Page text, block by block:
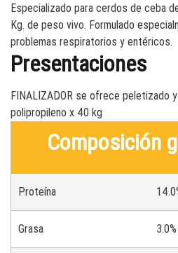
Especializado para cerdos de ceba
Kg. de peso vivo. Formulado
problemas respiratorios y entéricos.
Presentaciones
FINALIZADOR se ofrece peletizado
polipropileno x 40 kg
Composición
Proteína
Grasa